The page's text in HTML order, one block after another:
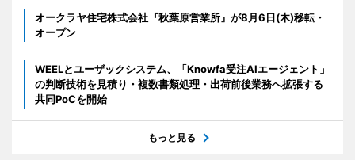
オークラヤ住宅株式会社『秋葉原営業所』が8月6日(木)移転・
オープン
WEELとユーザックシステム、「Knowfa受注AIエージェント」
の判断技術を見積り・複数書類処理・出荷前後業務へ拡張する
共同PoCを開始
もっと見る